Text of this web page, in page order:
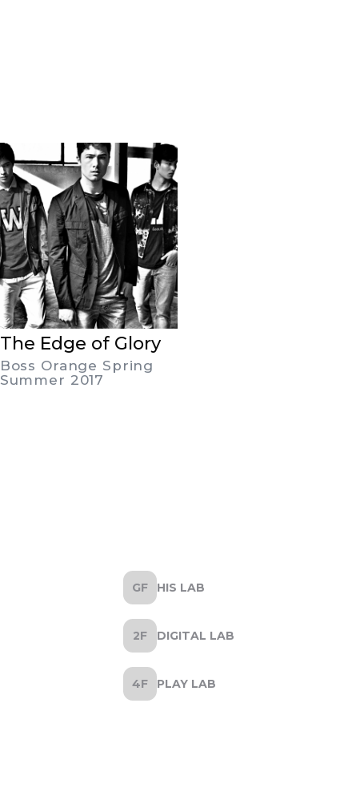
The Edge of Glory
Boss Orange Spring
Summer 2017
HIS LAB
DIGITAL LAB
PLAY LAB